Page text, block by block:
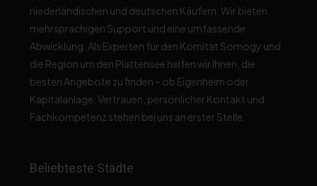
niederländischen und deutschen Käufern. Wir bieten
mehrsprachigen Support und eine umfassende
Abwicklung. Als Experten für den Komitat Somogy und
die Region um den Plattensee helfen wir Ihnen, die
besten Angebote zu finden – ob Eigenheim oder
Kapitalanlage. Vertrauen, persönlicher Kontakt und
Fachkompetenz stehen bei uns an erster Stelle.
Beliebteste Städte